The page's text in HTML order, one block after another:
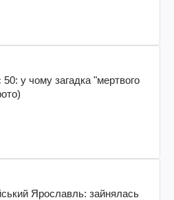
у чому загадка "мертвого
Ярославль: зайнялась